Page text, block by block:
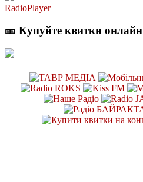
RadioPlayer
🎫 Купуйте квитки онлайн